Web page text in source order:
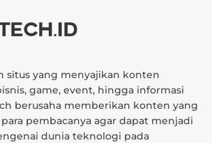
situs yang menyajikan konten
game, event, hingga informasi
berusaha memberikan konten yang
pembacanya agar dapat menjadi
dunia teknologi pada